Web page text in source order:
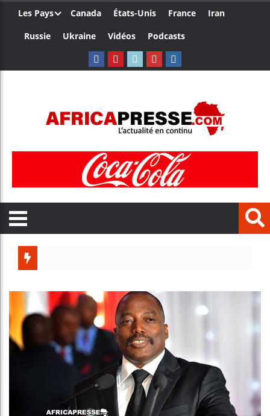
Les Pays Canada États-Unis France
Iran
Russie
Ukraine Vidéos Podcasts